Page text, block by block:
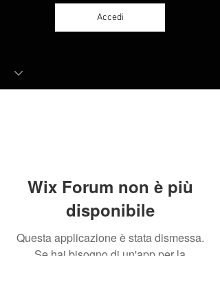
Accedi
Wix Forum non è più
disponibile
Questa applicazione è stata dismessa.
Se hai bisogno di un'app per la